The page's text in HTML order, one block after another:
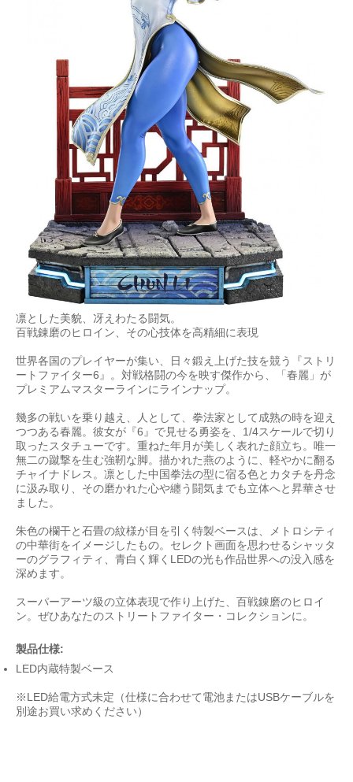
凛とした美貌、冴えわたる闘気。
百戦錬磨のヒロイン、その心技体を高精細に表現
世界各国のプレイヤーが集い、日々鍛え上げた技を競う『ストリ
ートファイター6』。対戦格闘の今を映す傑作から、「春麗」が
プレミアムマスターラインにラインナップ。
幾多の戦いを乗り越え、人として、拳法家として成熟の時を迎え
つつある春麗。彼女が『6』で見せる勇姿を、1/4スケールで切り
取ったスタチューです。重ねた年月が美しく表れた顔立ち。唯一
無二の蹴撃を生む強靭な脚。描かれた燕のように、軽やかに翻る
チャイナドレス。凛とした中国拳法の型に宿る色とカタチを丹念
に汲み取り、その磨かれた心や纏う闘気までも立体へと昇華させ
ました。
朱色の欄干と石畳の紋様が目を引く特製ベースは、メトロシティ
の中華街をイメージしたもの。セレクト画面を思わせるシャッタ
ーのグラフィティ、青白く輝くLEDの光も作品世界への没入感を
深めます。
スーパーアーツ級の立体表現で作り上げた、百戦錬磨のヒロイ
ン。ぜひあなたのストリートファイター・コレクションに。
製品仕様:
LED内蔵特製ベース
※LED給電方式未定（仕様に合わせて電池またはUSBケーブルを
別途お買い求めください）